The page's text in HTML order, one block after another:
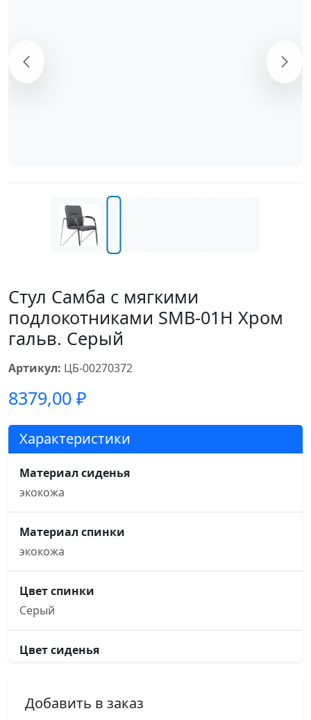
Стул Самба с мягкими
подлокотниками SMB-01H Хром
гальв. Серый
Артикул: ЦБ-00270372
8379,00 ₽
Характеристики
Материал сиденья
экокожа
Материал спинки
экокожа
Цвет спинки
Серый
Цвет сиденья
Основание кресла
Добавить в заказ